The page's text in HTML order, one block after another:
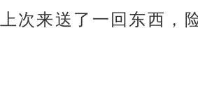
次来送了一回东西，